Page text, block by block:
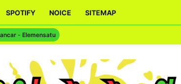
SPOTIFY NOICE SITEMAP
- Elemensatu